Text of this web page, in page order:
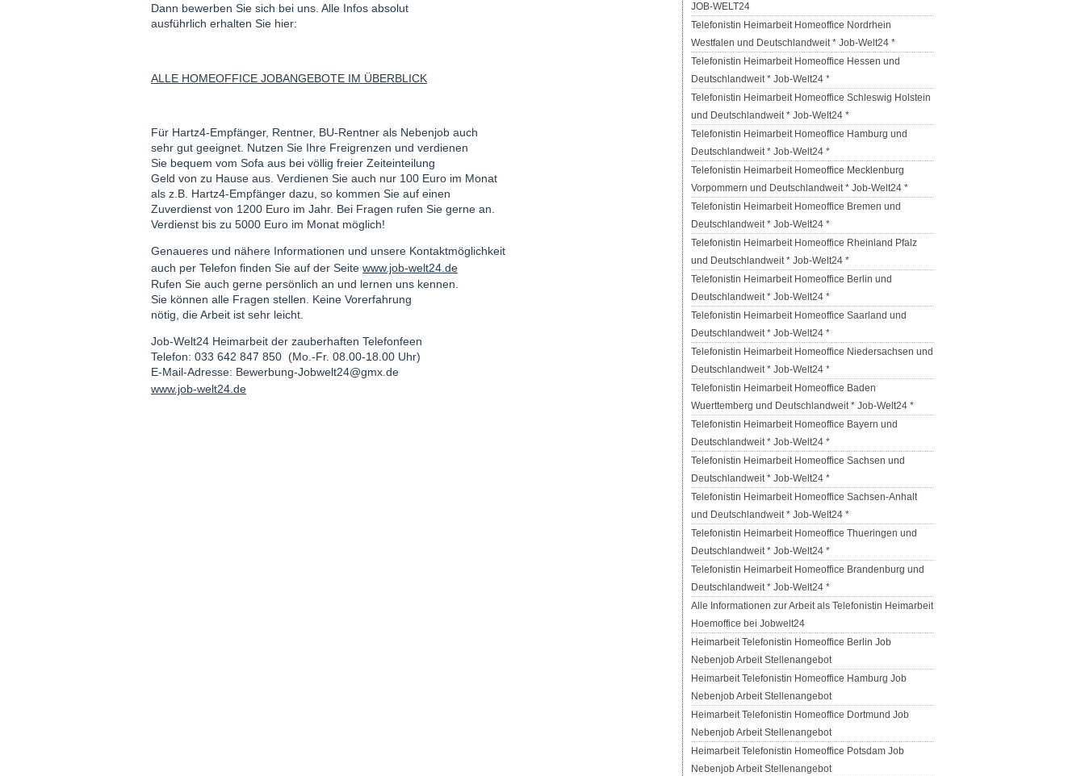
Dann bewerben Sie sich bei uns. Alle Infos absolut
ausführlich erhalten Sie hier:
ALLE HOMEOFFICE JOBANGEBOTE IM ÜBERBLICK
Für Hartz4-Empfänger, Rentner, BU-Rentner als Nebenjob auch
sehr gut geeignet. Nutzen Sie Ihre Freigrenzen und verdienen
Sie bequem vom Sofa aus bei völlig freier Zeiteinteilung
Geld von zu Hause aus. Verdienen Sie auch nur 100 Euro im Monat
als z.B. Hartz4-Empfänger dazu, so kommen Sie auf einen
Zuverdienst von 1200 Euro im Jahr. Bei Fragen rufen Sie gerne an.
Verdienst bis zu 5000 Euro im Monat möglich!
Genaueres und nähere Informationen und unsere Kontaktmöglichkeit
auch per Telefon finden Sie auf der Seite www.job-welt24.de
Rufen Sie auch gerne persönlich an und lernen uns kennen.
Sie können alle Fragen stellen. Keine Vorerfahrung
nötig, die Arbeit ist sehr leicht.
Job-Welt24 Heimarbeit der zauberhaften Telefonfeen
Telefon: 033 642 847 850 (Mo.-Fr. 08.00-18.00 Uhr)
E-Mail-Adresse: Bewerbung-Jobwelt24@gmx.de
www.job-welt24.de
JOB-WELT24
Telefonistin Heimarbeit Homeoffice Nordrhein
Westfalen und Deutschlandweit * Job-Welt24 *
Telefonistin Heimarbeit Homeoffice Hessen und
Deutschlandweit * Job-Welt24 *
Telefonistin Heimarbeit Homeoffice Schleswig Holstein
und Deutschlandweit * Job-Welt24 *
Telefonistin Heimarbeit Homeoffice Hamburg und
Deutschlandweit * Job-Welt24 *
Telefonistin Heimarbeit Homeoffice Mecklenburg
Vorpommern und Deutschlandweit * Job-Welt24 *
Telefonistin Heimarbeit Homeoffice Bremen und
Deutschlandweit * Job-Welt24 *
Telefonistin Heimarbeit Homeoffice Rheinland Pfalz
und Deutschlandweit * Job-Welt24 *
Telefonistin Heimarbeit Homeoffice Berlin und
Deutschlandweit * Job-Welt24 *
Telefonistin Heimarbeit Homeoffice Saarland und
Deutschlandweit * Job-Welt24 *
Telefonistin Heimarbeit Homeoffice Niedersachsen und
Deutschlandweit * Job-Welt24 *
Telefonistin Heimarbeit Homeoffice Baden
Wuerttemberg und Deutschlandweit * Job-Welt24 *
Telefonistin Heimarbeit Homeoffice Bayern und
Deutschlandweit * Job-Welt24 *
Telefonistin Heimarbeit Homeoffice Sachsen und
Deutschlandweit * Job-Welt24 *
Telefonistin Heimarbeit Homeoffice Sachsen-Anhalt
und Deutschlandweit * Job-Welt24 *
Telefonistin Heimarbeit Homeoffice Thueringen und
Deutschlandweit * Job-Welt24 *
Telefonistin Heimarbeit Homeoffice Brandenburg und
Deutschlandweit * Job-Welt24 *
Alle Informationen zur Arbeit als Telefonistin Heimarbeit
Hoemoffice bei Jobwelt24
Heimarbeit Telefonistin Homeoffice Berlin Job
Nebenjob Arbeit Stellenangebot
Heimarbeit Telefonistin Homeoffice Hamburg Job
Nebenjob Arbeit Stellenangebot
Heimarbeit Telefonistin Homeoffice Dortmund Job
Nebenjob Arbeit Stellenangebot
Heimarbeit Telefonistin Homeoffice Potsdam Job
Nebenjob Arbeit Stellenangebot